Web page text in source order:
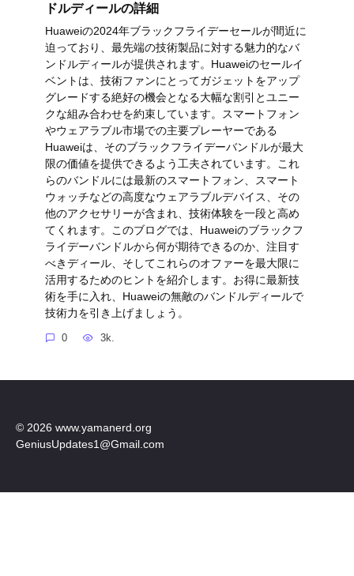
ドルディールの詳細
Huaweiの2024年ブラックフライデーセールが間近に
迫っており、最先端の技術製品に対する魅力的なバ
ンドルディールが提供されます。Huaweiのセールイ
ベントは、技術ファンにとってガジェットをアップ
グレードする絶好の機会となる大幅な割引とユニー
クな組み合わせを約束しています。スマートフォン
やウェアラブル市場での主要プレーヤーである
Huaweiは、そのブラックフライデーバンドルが最大
限の価値を提供できるよう工夫されています。これ
らのバンドルには最新のスマートフォン、スマート
ウォッチなどの高度なウェアラブルデバイス、その
他のアクセサリーが含まれ、技術体験を一段と高め
てくれます。このブログでは、Huaweiのブラックフ
ライデーバンドルから何が期待できるのか、注目す
べきディール、そしてこれらのオファーを最大限に
活用するためのヒントを紹介します。お得に最新技
術を手に入れ、Huaweiの無敵のバンドルディールで
技術力を引き上げましょう。
0 3k.
© 2026 www.yamanerd.org
GeniusUpdates1@Gmail.com